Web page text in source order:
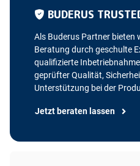
BUDERUS
Als Buderus Partner bieten
Beratung durch geschulte
qualifizierte
geprüfter Qualität,
Unterstützung bei der
Jetzt beraten lassen